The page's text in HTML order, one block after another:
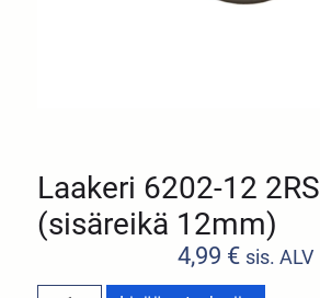
Laakeri 6202-12 2RS
(sisäreikä 12mm)
4,99 € sis. ALV